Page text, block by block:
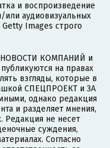
и воспроизведение
аудиовизуальных
Images строго
НОВОСТИ КОМПАНИЙ и
на правах
взгляды, которые в
СПЕЦПРОЕКТ и ЗА
однако редакция
и разделяет мнения,
Редакция не несет
суждения,
Согласно